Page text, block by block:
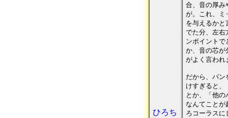
ひろち
合、音の厚み
が。これ、ミ
を与えるかと
でた分、左右
ンポイントで
か、音の芯が
がよく言われ
だから、パン
けすぎると、
とか、「他
なんてことが
ろコーラスに